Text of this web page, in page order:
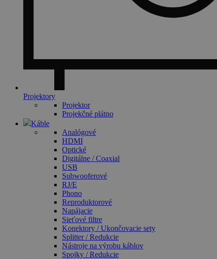
Projektory
Projektor
Projekčné plátno
Káble
Analógové
HDMI
Optické
Digitálne / Coaxial
USB
Subwooferové
RJ/E
Phono
Reproduktorové
Napájacie
Sieťové filtre
Konektory / Ukončovacie sety
Splitter / Redukcie
Nástroje na výrobu káblov
Spojky / Redukcie